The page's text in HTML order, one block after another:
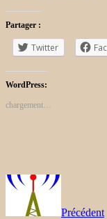
Partager :
Twitter
WordPress:
chargement…
Précédent